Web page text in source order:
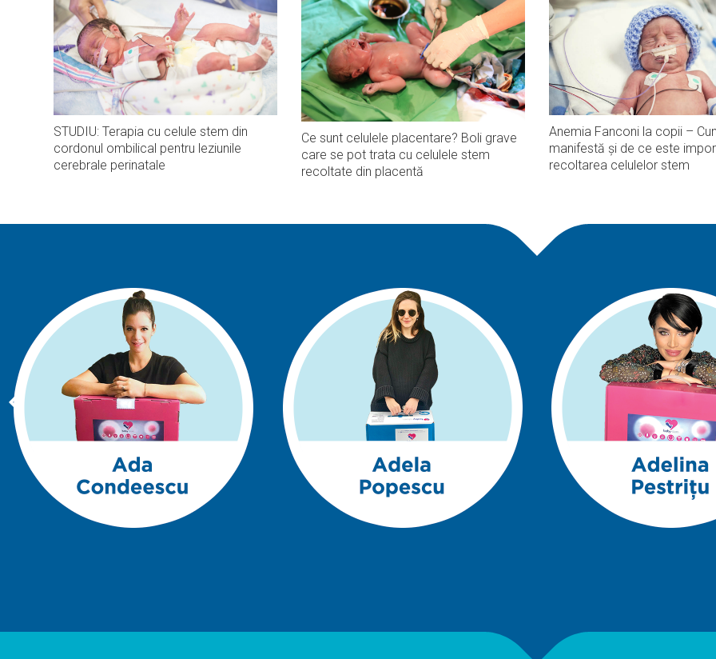
STUDIU: Terapia cu celule stem din
cordonul ombilical pentru leziunile
cerebrale perinatale
Ce sunt celulele placentare? Boli grave
care se pot trata cu celulele stem
recoltate din placentă
Anemia Fanconi la copii –
manifestă și de ce este
recoltarea celulelor stem